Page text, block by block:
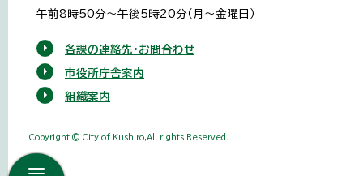
午前8時50分～午後5時20分（月～金曜日）
各課の連絡先・お問合わせ
市役所庁舎案内
組織案内
Copyright © City of Kushiro,All rights Reserved.